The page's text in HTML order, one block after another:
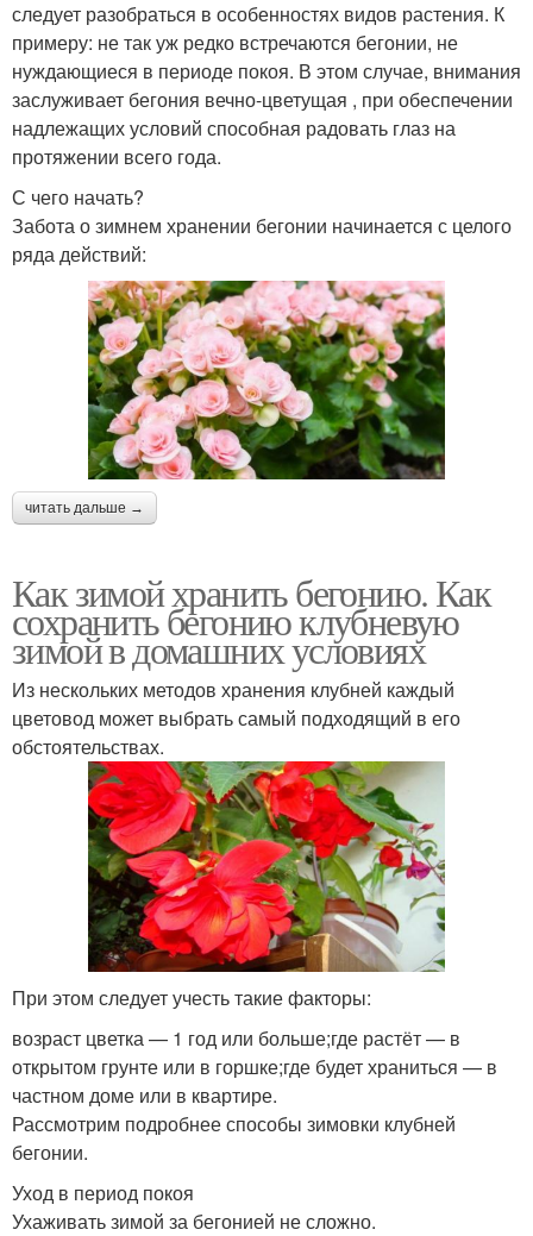
следует разобраться в особенностях видов растения. К
примеру: не так уж редко встречаются бегонии, не
нуждающиеся в периоде покоя. В этом случае, внимания
заслуживает бегония вечно-цветущая , при обеспечении
надлежащих условий способная радовать глаз на
протяжении всего года.
С чего начать?
Забота о зимнем хранении бегонии начинается с целого
ряда действий:
читать дальше →
Как зимой хранить бегонию. Как
сохранить бегонию клубневую
зимой в домашних условиях
Из нескольких методов хранения клубней каждый
цветовод может выбрать самый подходящий в его
обстоятельствах.
При этом следует учесть такие факторы:
возраст цветка — 1 год или больше;где растёт — в
открытом грунте или в горшке;где будет храниться — в
частном доме или в квартире.
Рассмотрим подробнее способы зимовки клубней
бегонии.
Уход в период покоя
Ухаживать зимой за бегонией не сложно.